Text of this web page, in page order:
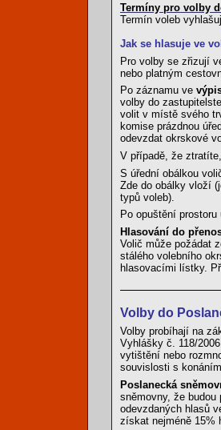
Termíny pro volby
Termín voleb
Jak se hlasuje ve
Pro volby se zřizují
nebo platným
Po záznamu ve
volby do
volit v místě svého
komise prázdnou
odevzdat okrskové
V případě, že
S úřední obálkou
Zde do obálky vloží
typů voleb).
Po opuštění
Hlasování do
Volič může požádat
stálého volebního
hlasovacími lístky.
Volby do
Volby probíhají na
Vyhlášky č. 118/
vytištění nebo
souvislosti s
Poslanecká
sněmovny, že budou
odevzdaných hlasů
získat nejméně 15%